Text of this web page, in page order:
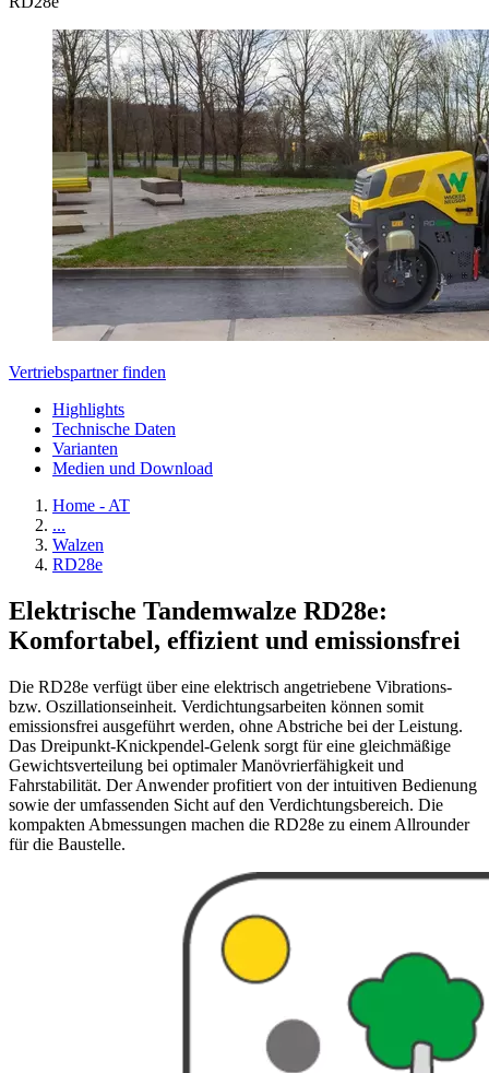
Vertriebspartner finden
Highlights
Technische Daten
Varianten
Medien und Download
Home - AT
...
Walzen
RD28e
Elektrische Tandemwalze RD28e:
Komfortabel, effizient und emissionsfrei
Die RD28e verfügt über eine elektrisch angetriebene Vibrations-
bzw. Oszillationseinheit. Verdichtungsarbeiten können somit
emissionsfrei ausgeführt werden, ohne Abstriche bei der Leistung.
Das Dreipunkt-Knickpendel-Gelenk sorgt für eine gleichmäßige
Gewichtsverteilung bei optimaler Manövrierfähigkeit und
Fahrstabilität. Der Anwender profitiert von der intuitiven Bedienung
sowie der umfassenden Sicht auf den Verdichtungsbereich. Die
kompakten Abmessungen machen die RD28e zu einem Allrounder
für die Baustelle.